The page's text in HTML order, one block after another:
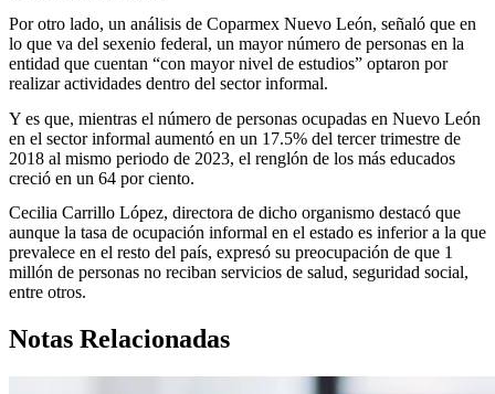
Por otro lado, un análisis de Coparmex Nuevo León, señaló que en
lo que va del sexenio federal, un mayor número de personas en la
entidad que cuentan “con mayor nivel de estudios” optaron por
realizar actividades dentro del sector informal.
Y es que, mientras el número de personas ocupadas en Nuevo León
en el sector informal aumentó en un 17.5% del tercer trimestre de
2018 al mismo periodo de 2023, el renglón de los más educados
creció en un 64 por ciento.
Cecilia Carrillo López, directora de dicho organismo destacó que
aunque la tasa de ocupación informal en el estado es inferior a la que
prevalece en el resto del país, expresó su preocupación de que 1
millón de personas no reciban servicios de salud, seguridad social,
entre otros.
Notas Relacionadas